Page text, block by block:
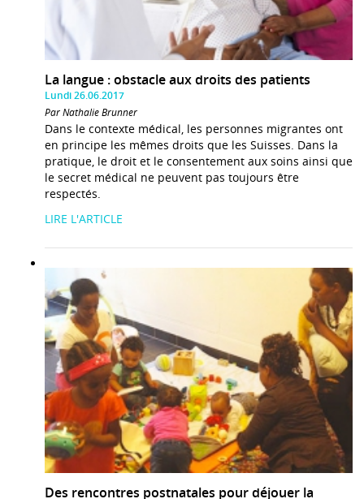
La langue : obstacle aux droits des patients
Lundi 26.06.2017
Par Nathalie Brunner
Dans le contexte médical, les personnes migrantes ont
en principe les mêmes droits que les Suisses. Dans la
pratique, le droit et le consentement aux soins ainsi que
le secret médical ne peuvent pas toujours être
respectés.
LIRE L'ARTICLE
Des rencontres postnatales pour déjouer la